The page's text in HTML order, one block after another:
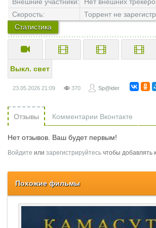
Скорость:
Торрент не
Статистика
Выкл. свет
23.05.2026 21:09 370 Sp@ider
Отзывы Комментарии Вконтакте
Нет отзывов. Ваш будет первым!
Войдите или зарегистрируйтесь чтобы добавлять
Похожие фильмы